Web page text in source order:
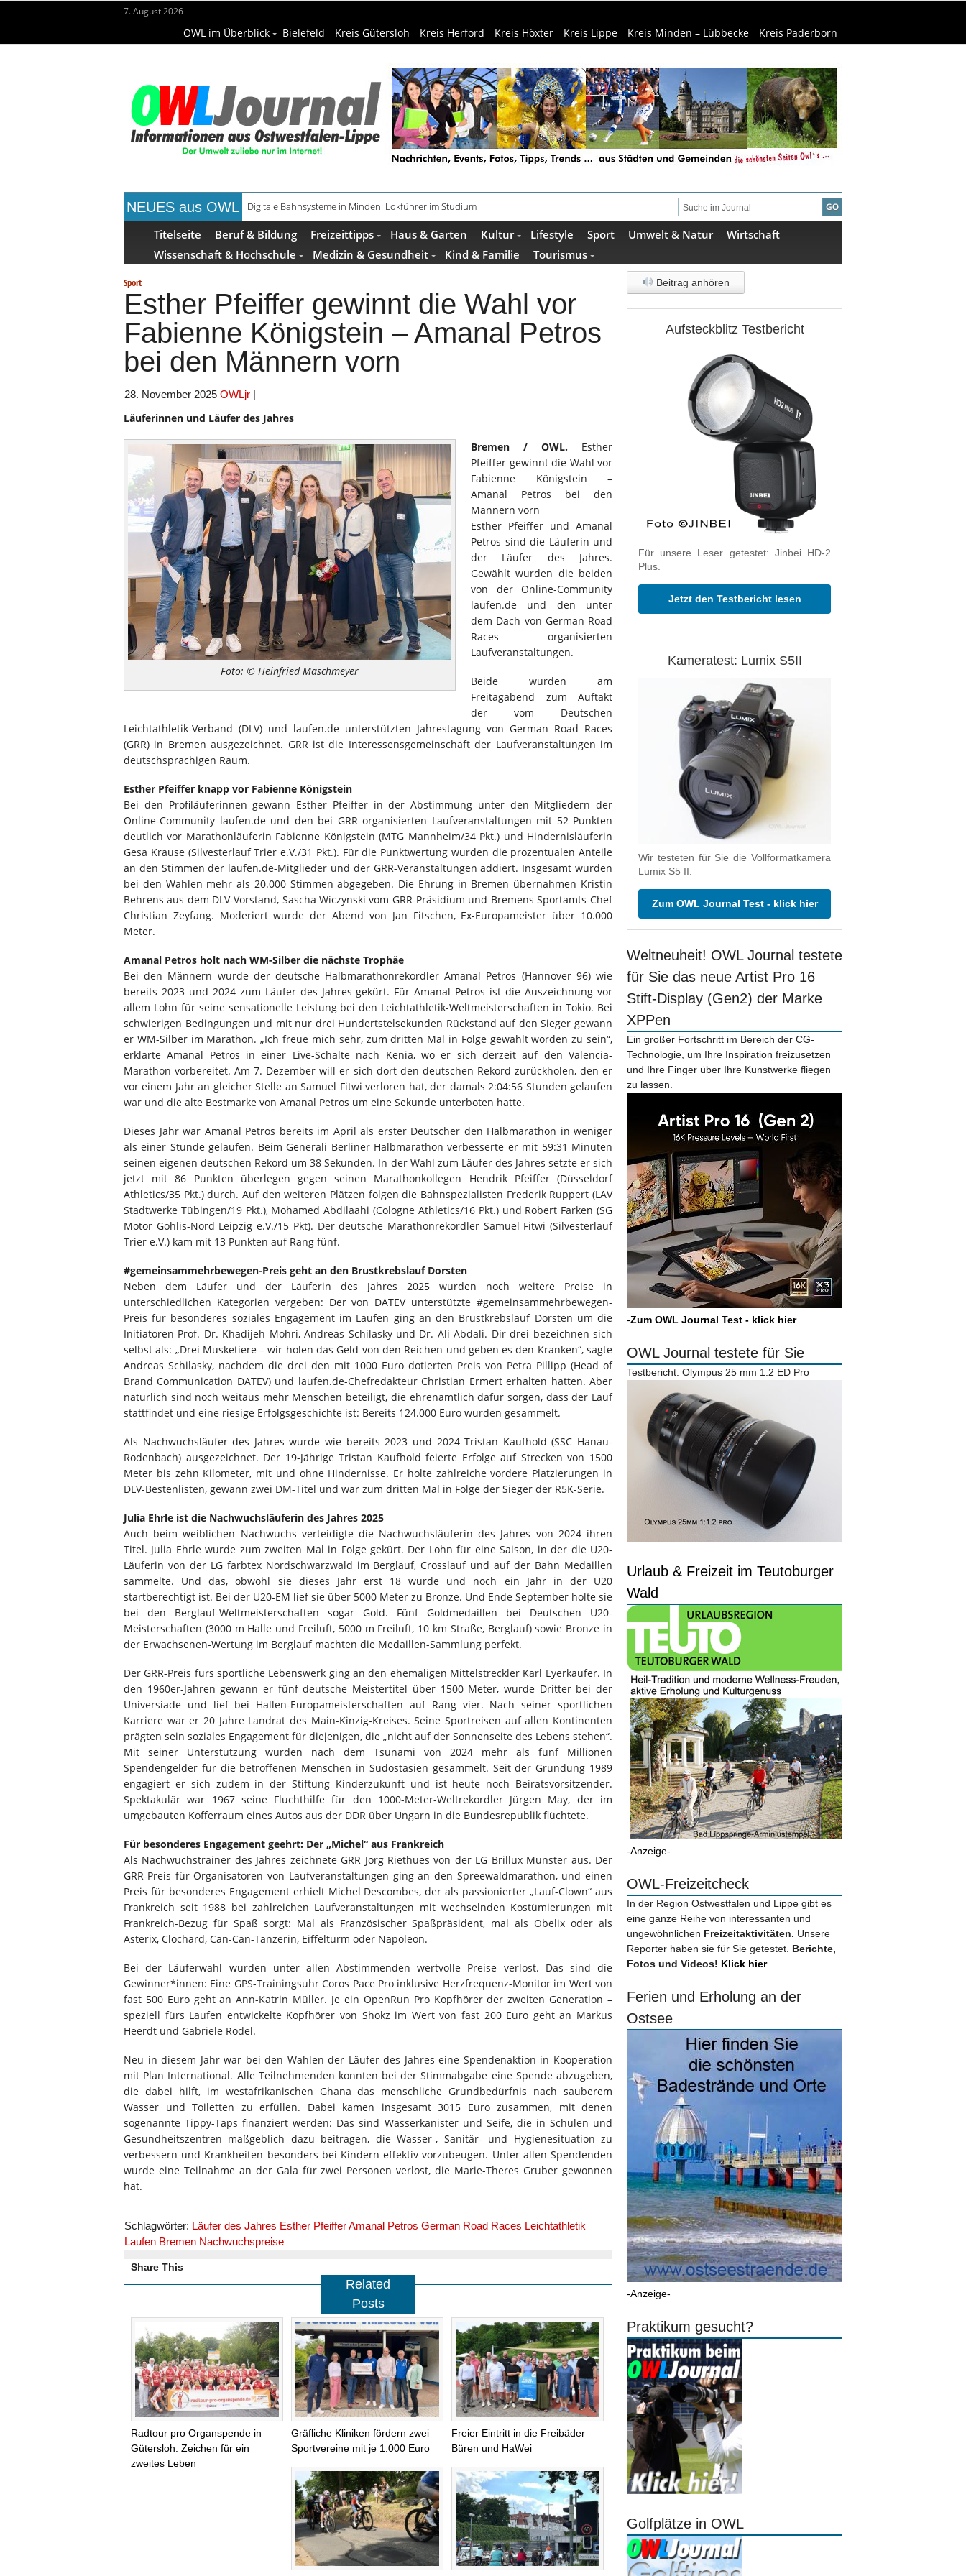
7. August 2026
OWL im Überblick Bielefeld Kreis Gütersloh Kreis Herford Kreis Höxter Kreis Lippe Kreis Minden – Lübbecke Kreis Paderborn
NEUES aus OWL Digitale Bahnsysteme in Minden: Lokführer im Studium
Waldbrandgefahr beim Camping: Das sollten Reisende beachten
Titelseite Beruf & Bildung Freizeittipps Haus & Garten Kultur Lifestyle Sport Umwelt & Natur
Wirtschaft
Wissenschaft & Hochschule
Medizin & Gesundheit Kind & Familie Tourismus
Sport
Esther Pfeiffer gewinnt die Wahl vor
Fabienne Königstein – Amanal Petros
bei den Männern vorn
28. November 2025 OWLjr |
Läuferinnen und Läufer des Jahres
Foto: © Heinfried Maschmeyer
Bremen / OWL. Esther
Pfeiffer gewinnt die Wahl vor
Fabienne Königstein –
Amanal Petros bei den
Männern vorn
Esther Pfeiffer und Amanal
Petros sind die Läuferin und
der Läufer des Jahres.
Gewählt wurden die beiden
von der Online-Community
laufen.de und den unter
dem Dach von German Road
Races organisierten
Laufveranstaltungen.
Beide wurden am
Freitagabend zum Auftakt
der vom Deutschen
Leichtathletik-Verband (DLV) und laufen.de unterstützten Jahrestagung von German Road Races
(GRR) in Bremen ausgezeichnet. GRR ist die Interessensgemeinschaft der Laufveranstaltungen im
deutschsprachigen Raum.
Esther Pfeiffer knapp vor Fabienne Königstein
Bei den Profiläuferinnen gewann Esther Pfeiffer in der Abstimmung unter den Mitgliedern der
Online-Community laufen.de und den bei GRR organisierten Laufveranstaltungen mit 52 Punkten
deutlich vor Marathonläuferin Fabienne Königstein (MTG Mannheim/34 Pkt.) und Hindernisläuferin
Gesa Krause (Silvesterlauf Trier e.V./31 Pkt.). Für die Punktwertung wurden die prozentualen Anteile
an den Stimmen der laufen.de-Mitglieder und der GRR-Veranstaltungen addiert. Insgesamt wurden
bei den Wahlen mehr als 20.000 Stimmen abgegeben. Die Ehrung in Bremen übernahmen Kristin
Behrens aus dem DLV-Vorstand, Sascha Wiczynski vom GRR-Präsidium und Bremens Sportamts-Chef
Christian Zeyfang. Moderiert wurde der Abend von Jan Fitschen, Ex-Europameister über 10.000
Meter.
Amanal Petros holt nach WM-Silber die nächste Trophäe
Bei den Männern wurde der deutsche Halbmarathonrekordler Amanal Petros (Hannover 96) wie
bereits 2023 und 2024 zum Läufer des Jahres gekürt. Für Amanal Petros ist die Auszeichnung vor
allem Lohn für seine sensationelle Leistung bei den Leichtathletik-Weltmeisterschaften in Tokio. Bei
schwierigen Bedingungen und mit nur drei Hundertstelsekunden Rückstand auf den Sieger gewann
er WM-Silber im Marathon. „Ich freue mich sehr, zum dritten Mal in Folge gewählt worden zu sein“,
erklärte Amanal Petros in einer Live-Schalte nach Kenia, wo er sich derzeit auf den Valencia-
Marathon vorbereitet. Am 7. Dezember will er sich dort den deutschen Rekord zurückholen, den er
vor einem Jahr an gleicher Stelle an Samuel Fitwi verloren hat, der damals 2:04:56 Stunden gelaufen
war und die alte Bestmarke von Amanal Petros um eine Sekunde unterboten hatte.
Dieses Jahr war Amanal Petros bereits im April als erster Deutscher den Halbmarathon in weniger
als einer Stunde gelaufen. Beim Generali Berliner Halbmarathon verbesserte er mit 59:31 Minuten
seinen eigenen deutschen Rekord um 38 Sekunden. In der Wahl zum Läufer des Jahres setzte er sich
jetzt mit 86 Punkten überlegen gegen seinen Marathonkollegen Hendrik Pfeiffer (Düsseldorf
Athletics/35 Pkt.) durch. Auf den weiteren Plätzen folgen die Bahnspezialisten Frederik Ruppert (LAV
Stadtwerke Tübingen/19 Pkt.), Mohamed Abdilaahi (Cologne Athletics/16 Pkt.) und Robert Farken (SG
Motor Gohlis-Nord Leipzig e.V./15 Pkt). Der deutsche Marathonrekordler Samuel Fitwi (Silvesterlauf
Trier e.V.) kam mit 13 Punkten auf Rang fünf.
#gemeinsammehrbewegen-Preis geht an den Brustkrebslauf Dorsten
Neben dem Läufer und der Läuferin des Jahres 2025 wurden noch weitere Preise in
unterschiedlichen Kategorien vergeben: Der von DATEV unterstützte #gemeinsammehrbewegen-
Preis für besonderes soziales Engagement im Laufen ging an den Brustkrebslauf Dorsten um die
Initiatoren Prof. Dr. Khadijeh Mohri, Andreas Schilasky und Dr. Ali Abdali. Dir drei bezeichnen sich
selbst als: „Drei Musketiere – wir holen das Geld von den Reichen und geben es den Kranken“, sagte
Andreas Schilasky, nachdem die drei den mit 1000 Euro dotierten Preis von Petra Pillipp (Head of
Brand Communication DATEV) und laufen.de-Chefredakteur Christian Ermert erhalten hatten. Aber
natürlich sind noch weitaus mehr Menschen beteiligt, die ehrenamtlich dafür sorgen, dass der Lauf
stattfindet und eine riesige Erfolgsgeschichte ist: Bereits 124.000 Euro wurden gesammelt.
Als Nachwuchsläufer des Jahres wurde wie bereits 2023 und 2024 Tristan Kaufhold (SSC Hanau-
Rodenbach) ausgezeichnet. Der 19-Jährige Tristan Kaufhold feierte Erfolge auf Strecken von 1500
Meter bis zehn Kilometer, mit und ohne Hindernisse. Er holte zahlreiche vordere Platzierungen in
DLV-Bestenlisten, gewann zwei DM-Titel und war zum dritten Mal in Folge der Sieger der R5K-Serie.
Julia Ehrle ist die Nachwuchsläuferin des Jahres 2025
Auch beim weiblichen Nachwuchs verteidigte die Nachwuchsläuferin des Jahres von 2024 ihren
Titel. Julia Ehrle wurde zum zweiten Mal in Folge gekürt. Der Lohn für eine Saison, in der die U20-
Läuferin von der LG farbtex Nordschwarzwald im Berglauf, Crosslauf und auf der Bahn Medaillen
sammelte. Und das, obwohl sie dieses Jahr erst 18 wurde und noch ein Jahr in der U20
startberechtigt ist. Bei der U20-EM lief sie über 5000 Meter zu Bronze. Und Ende September holte sie
bei den Berglauf-Weltmeisterschaften sogar Gold. Fünf Goldmedaillen bei Deutschen U20-
Meisterschaften (3000 m Halle und Freiluft, 5000 m Freiluft, 10 km Straße, Berglauf) sowie Bronze in
der Erwachsenen-Wertung im Berglauf machten die Medaillen-Sammlung perfekt.
Der GRR-Preis fürs sportliche Lebenswerk ging an den ehemaligen Mittelstreckler Karl Eyerkaufer. In
den 1960er-Jahren gewann er fünf deutsche Meistertitel über 1500 Meter, wurde Dritter bei der
Universiade und lief bei Hallen-Europameisterschaften auf Rang vier. Nach seiner sportlichen
Karriere war er 20 Jahre Landrat des Main-Kinzig-Kreises. Seine Sportreisen auf allen Kontinenten
prägten sein soziales Engagement für diejenigen, die „nicht auf der Sonnenseite des Lebens stehen“.
Mit seiner Unterstützung wurden nach dem Tsunami von 2024 mehr als fünf Millionen
Spendengelder für die betroffenen Menschen in Südostasien gesammelt. Seit der Gründung 1989
engagiert er sich zudem in der Stiftung Kinderzukunft und ist heute noch Beiratsvorsitzender.
Spektakulär war 1967 seine Fluchthilfe für den 1000-Meter-Weltrekordler Jürgen May, der im
umgebauten Kofferraum eines Autos aus der DDR über Ungarn in die Bundesrepublik flüchtete.
Für besonderes Engagement geehrt: Der „Michel“ aus Frankreich
Als Nachwuchstrainer des Jahres zeichnete GRR Jörg Riethues von der LG Brillux Münster aus. Der
GRR-Preis für Organisatoren von Laufveranstaltungen ging an den Spreewaldmarathon, und einen
Preis für besonderes Engagement erhielt Michel Descombes, der als passionierter „Lauf-Clown“ aus
Frankreich seit 1988 bei zahlreichen Laufveranstaltungen mit wechselnden Kostümierungen mit
Frankreich-Bezug für Spaß sorgt: Mal als Französischer Spaßpräsident, mal als Obelix oder als
Asterix, Clochard, Can-Can-Tänzerin, Eiffelturm oder Napoleon.
Bei der Läuferwahl wurden unter allen Abstimmenden wertvolle Preise verlost. Das sind die
Gewinner*innen: Eine GPS-Trainingsuhr Coros Pace Pro inklusive Herzfrequenz-Monitor im Wert von
fast 500 Euro geht an Ann-Katrin Müller. Je ein OpenRun Pro Kopfhörer der zweiten Generation –
speziell fürs Laufen entwickelte Kopfhörer von Shokz im Wert von fast 200 Euro geht an Markus
Heerdt und Gabriele Rödel.
Neu in diesem Jahr war bei den Wahlen der Läufer des Jahres eine Spendenaktion in Kooperation
mit Plan International. Alle Teilnehmenden konnten bei der Stimmabgabe eine Spende abzugeben,
die dabei hilft, im westafrikanischen Ghana das menschliche Grundbedürfnis nach sauberem
Wasser und Toiletten zu erfüllen. Dabei kamen insgesamt 3015 Euro zusammen, mit denen
sogenannte Tippy-Taps finanziert werden: Das sind Wasserkanister und Seife, die in Schulen und
Gesundheitszentren maßgeblich dazu beitragen, die Wasser-, Sanitär- und Hygienesituation zu
verbessern und Krankheiten besonders bei Kindern effektiv vorzubeugen. Unter allen Spendenden
wurde eine Teilnahme an der Gala für zwei Personen verlost, die Marie-Theres Gruber gewonnen
hat.
Schlagwörter: Läufer des Jahres Esther Pfeiffer Amanal Petros German Road Races Leichtathletik
Laufen Bremen Nachwuchspreise
Share This
Related
Posts
Radtour pro Organspende in
Gütersloh: Zeichen für ein
zweites Leben
Gräfliche Kliniken fördern zwei
Sportvereine mit je 1.000 Euro
Freier Eintritt in die Freibäder
Büren und HaWei
Beitrag anhören
Aufsteckblitz Testbericht
Für unsere Leser getestet: Jinbei HD-2
Plus.
Jetzt den Testbericht lesen
Kameratest: Lumix S5II
Wir testeten für Sie die Vollformatkamera
Lumix S5 II.
Zum OWL Journal Test - klick hier
Weltneuheit! OWL Journal testete
für Sie das neue Artist Pro 16
Stift-Display (Gen2) der Marke
XPPen
Ein großer Fortschritt im Bereich der CG-
Technologie, um Ihre Inspiration freizusetzen
und Ihre Finger über Ihre Kunstwerke fliegen
zu lassen.
-Zum OWL Journal Test - klick hier
OWL Journal testete für Sie
Testbericht: Olympus 25 mm 1.2 ED Pro
Urlaub & Freizeit im Teutoburger
Wald
-Anzeige-
OWL-Freizeitcheck
In der Region Ostwestfalen und Lippe gibt es
eine ganze Reihe von interessanten und
ungewöhnlichen Freizeitaktivitäten. Unsere
Reporter haben sie für Sie getestet. Berichte,
Fotos und Videos! Klick hier
Ferien und Erholung an der
Ostsee
-Anzeige-
Praktikum gesucht?
Golfplätze in OWL